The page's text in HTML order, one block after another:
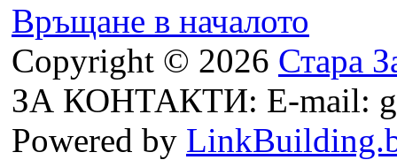
Връщане в началото
Copyright © 2026 Стара
ЗА КОНТАКТИ: E-mail:
Powered by